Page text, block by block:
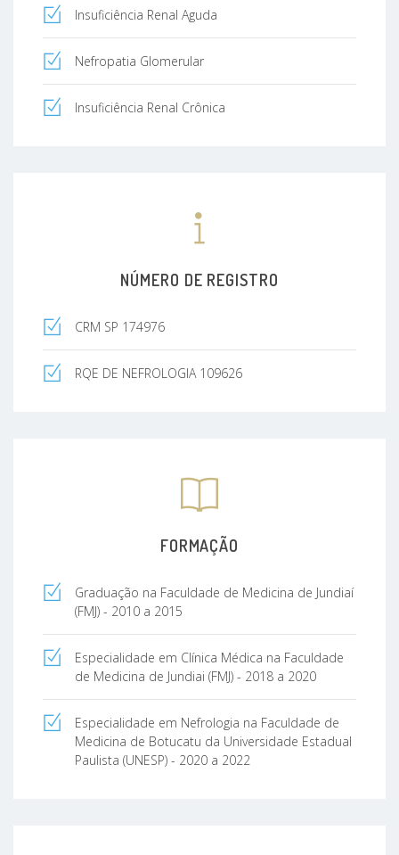
Insuficiência Renal Aguda
Nefropatia Glomerular
Insuficiência Renal Crônica
NÚMERO DE REGISTRO
CRM SP 174976
RQE DE NEFROLOGIA 109626
FORMAÇÃO
Graduação na Faculdade de Medicina de Jundiaí
(FMJ) - 2010 a 2015
Especialidade em Clínica Médica na Faculdade
de Medicina de Jundiai (FMJ) - 2018 a 2020
Especialidade em Nefrologia na Faculdade de
Medicina de Botucatu da Universidade Estadual
Paulista (UNESP) - 2020 a 2022